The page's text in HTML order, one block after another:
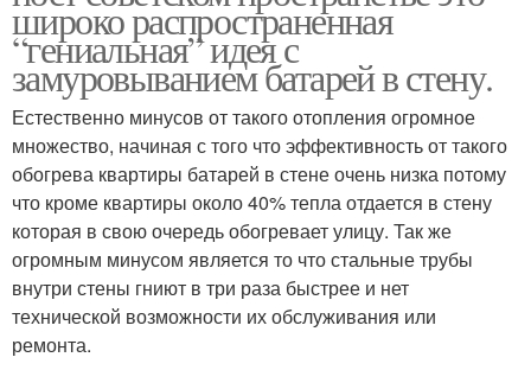
широко распространенная
“гениальная” идея с
замуровыванием батарей в стену.
Естественно минусов от такого отопления огромное
множество, начиная с того что эффективность от такого
обогрева квартиры батарей в стене очень низка потому
что кроме квартиры около 40% тепла отдается в стену
которая в свою очередь обогревает улицу. Так же
огромным минусом является то что стальные трубы
внутри стены гниют в три раза быстрее и нет
технической возможности их обслуживания или
ремонта.